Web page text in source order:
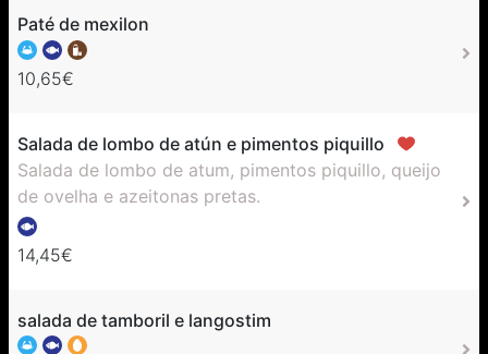
Paté de mexilon
10,65€
Salada de lombo de atún e pimentos piquillo
Salada de lombo de atum, pimentos piquillo, queijo
de ovelha e azeitonas pretas.
14,45€
salada de tamboril e langostim